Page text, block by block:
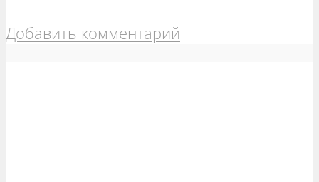
Добавить комментарий